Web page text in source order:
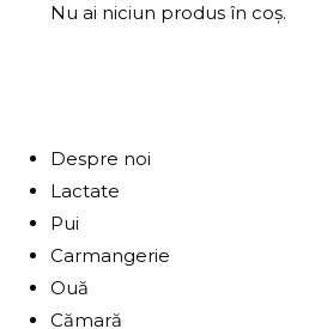
Nu ai niciun produs în coș.
Despre noi
Lactate
Pui
Carmangerie
Ouă
Cămară